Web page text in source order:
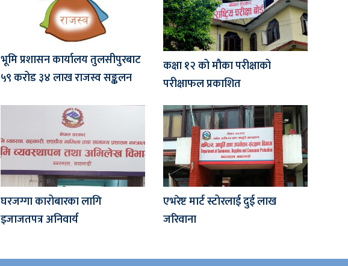
भूमि प्रशासन कार्यालय तुलसीपुरबाट
५९ करोड ३४ लाख राजस्व सङ्कलन
कक्षा १२ को मौका परीक्षाको
परीक्षाफल प्रकाशित
घरजग्गा कारोबारका लागि
इजाजतपत्र अनिवार्य
एभरेष्ट मार्ट स्टोरलाई दुई लाख
जरिवाना